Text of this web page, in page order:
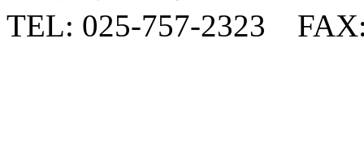
TEL: 025-757-2323